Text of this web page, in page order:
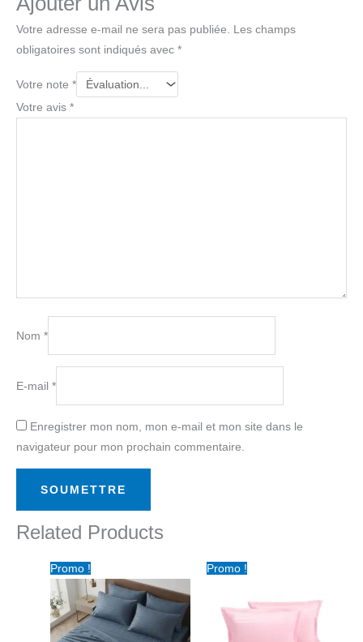
Votre adresse e-mail ne sera pas publiée.
Les champs
obligatoires sont indiqués avec *
Votre note *
Votre avis *
Nom *
E-mail *
Enregistrer mon nom, mon e-mail et mon site dans le
navigateur pour mon prochain commentaire.
Related Products
Promo !
de
prix :
د.ت 65.00
Promo !
était :
د.ت 119.00.
est :